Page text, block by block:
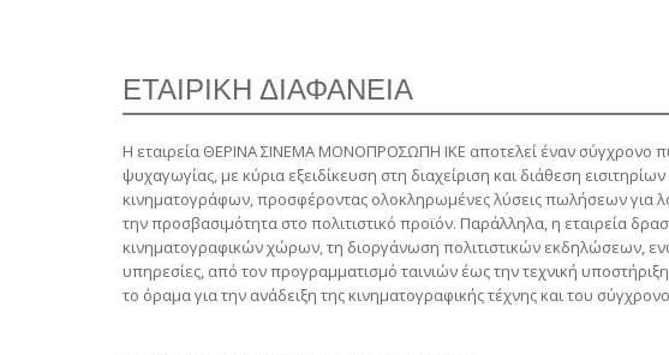
ΕΤΑΙΡΙΚΗ ΔΙΑΦΑΝΕΙΑ
Η εταιρεία ΘΕΡΙΝΑ ΣΙΝΕΜΑ ΜΟΝΟΠΡΟΣΩΠΗ ΙΚΕ αποτελεί έναν σύγχρονο
ψυχαγωγίας, με κύρια εξειδίκευση στη διαχείριση και διάθεση
κινηματογράφων, προσφέροντας ολοκληρωμένες λύσεις πωλήσεων για
την προσβασιμότητα στο πολιτιστικό προϊόν. Παράλληλα, η εταιρεία
κινηματογραφικών χώρων, τη διοργάνωση πολιτιστικών εκδηλώσεων,
υπηρεσίες, από τον προγραμματισμό ταινιών έως την τεχνική
το όραμα για την ανάδειξη της κινηματογραφικής τέχνης και του